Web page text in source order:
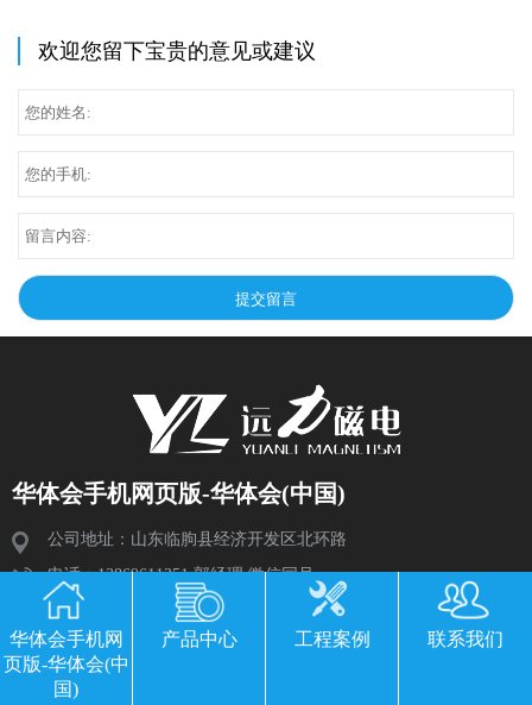
欢迎您留下宝贵的意见或建议
华体会手机网页版-华体会(中国)
公司地址：山东临朐县经济开发区北环路
电话：13869611251 郭经理 微信同号
传真：0536-3435877
邮箱：2534224609@qq.com
华体会手机网
页版-华体会(中
国)
产品中心 工程案例 联系我们